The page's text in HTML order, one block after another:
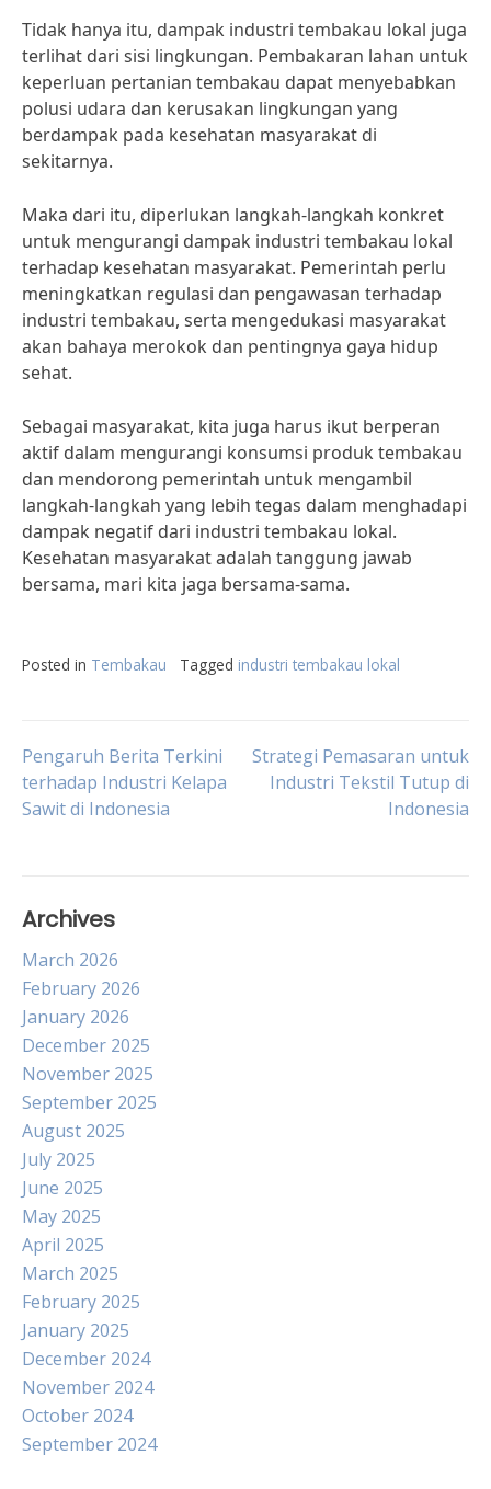
Tidak hanya itu, dampak industri tembakau lokal juga
terlihat dari sisi lingkungan. Pembakaran lahan untuk
keperluan pertanian tembakau dapat menyebabkan
polusi udara dan kerusakan lingkungan yang
berdampak pada kesehatan masyarakat di
sekitarnya.
Maka dari itu, diperlukan langkah-langkah konkret
untuk mengurangi dampak industri tembakau lokal
terhadap kesehatan masyarakat. Pemerintah perlu
meningkatkan regulasi dan pengawasan terhadap
industri tembakau, serta mengedukasi masyarakat
akan bahaya merokok dan pentingnya gaya hidup
sehat.
Sebagai masyarakat, kita juga harus ikut berperan
aktif dalam mengurangi konsumsi produk tembakau
dan mendorong pemerintah untuk mengambil
langkah-langkah yang lebih tegas dalam menghadapi
dampak negatif dari industri tembakau lokal.
Kesehatan masyarakat adalah tanggung jawab
bersama, mari kita jaga bersama-sama.
Posted in Tembakau Tagged industri tembakau lokal
Post
navigation
Pengaruh Berita Terkini
terhadap Industri Kelapa
Sawit di Indonesia
Strategi Pemasaran untuk
Industri Tekstil Tutup di
Indonesia
Archives
March 2026
February 2026
January 2026
December 2025
November 2025
September 2025
August 2025
July 2025
June 2025
May 2025
April 2025
March 2025
February 2025
January 2025
December 2024
November 2024
October 2024
September 2024